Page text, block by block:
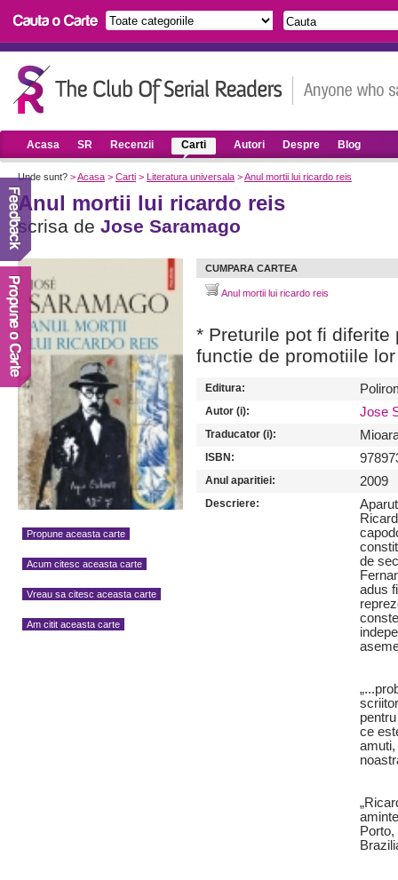
Acasa SR Recenzii Carti Autori Despre Blog
Unde sunt? >Acasa > Carti > Literatura universala >Anul mortii lui ricardo reis
Anul mortii lui ricardo reis
scrisa de Jose Saramago
Propune aceasta carte
Acum citesc aceasta carte
Vreau sa citesc aceasta carte
Am citit aceasta carte
CUMPARA CARTEA
Anul mortii lui ricardo reis
* Preturile pot fi
functie de promotiile
Editura:
Autor (i): Jose
Traducator (i):
ISBN:
Anul aparitiei: 2009
Descriere:
de
adus
ce